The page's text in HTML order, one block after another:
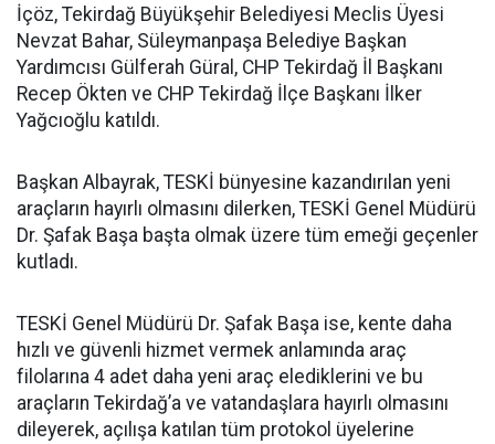
İçöz, Tekirdağ Büyükşehir Belediyesi Meclis Üyesi
Nevzat Bahar, Süleymanpaşa Belediye Başkan
Yardımcısı Gülferah Güral, CHP Tekirdağ İl Başkanı
Recep Ökten ve CHP Tekirdağ İlçe Başkanı İlker
Yağcıoğlu katıldı.
Başkan Albayrak, TESKİ bünyesine kazandırılan yeni
araçların hayırlı olmasını dilerken, TESKİ Genel Müdürü
Dr. Şafak Başa başta olmak üzere tüm emeği geçenler
kutladı.
TESKİ Genel Müdürü Dr. Şafak Başa ise, kente daha
hızlı ve güvenli hizmet vermek anlamında araç
filolarına 4 adet daha yeni araç elediklerini ve bu
araçların Tekirdağ’a ve vatandaşlara hayırlı olmasını
dileyerek, açılışa katılan tüm protokol üyelerine